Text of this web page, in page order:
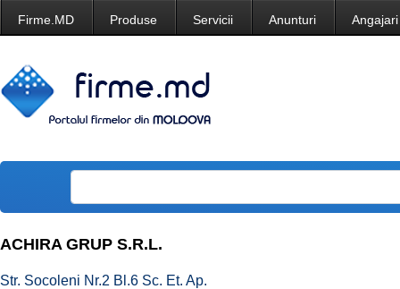
Firme.MD Produse Servicii Anunturi Angajari
ACHIRA GRUP S.R.L.
Str. Socoleni Nr.2 Bl.6 Sc. Et. Ap.